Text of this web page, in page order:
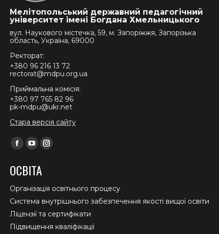
Мелітопольський державний педагогічний
університет імені Богдана Хмельницького
вул. Наукового містечка, 59, м. Запоріжжя, Запорізька
область, Україна, 69000
Ректорат:
+380 96 216 13 72
rectorat@mdpu.org.ua
Приймальна комісія:
+380 97 765 82 96
pk-mdpu@ukr.net
Стара версія сайту
Find us on:
Facebook
opens
in
new
window
YouTube
opens
in
new
window
Instagram
in
new
window
ОСВІТА
Організація освітнього процесу
Система внутрішнього забезпечення якості вищої освіти
Ліцензії та сертифікати
Підвищення кваліфікації